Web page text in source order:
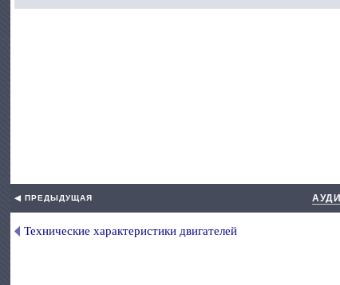
◀ ПРЕДЫДУЩАЯ
Технические характеристики двигателей